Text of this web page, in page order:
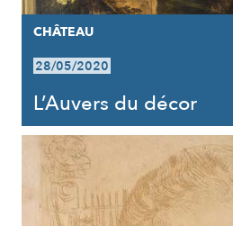
CHÂTEAU
28/05/2020
L’Auvers du décor